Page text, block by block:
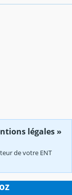
légales »
de votre ENT